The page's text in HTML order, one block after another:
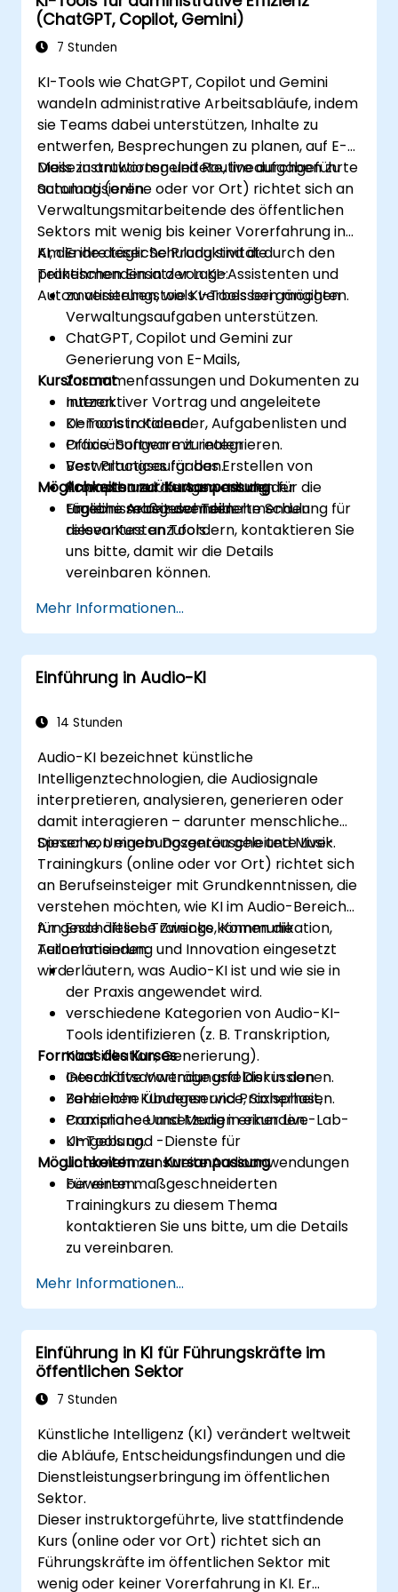
(ChatGPT, Copilot, Gemini)
7 Stunden
KI-Tools wie ChatGPT, Copilot und Gemini
wandeln administrative Arbeitsabläufe, indem
sie Teams dabei unterstützen, Inhalte zu
entwerfen, Besprechungen zu planen, auf E-
Mails zu antworten und Routineaufgaben zu
automatisieren.
Diese instruktionsgeleitete, live durchgeführte
Schulung (online oder vor Ort) richtet sich an
Verwaltungsmitarbeitende des öffentlichen
Sektors mit wenig bis keiner Vorerfahrung in
KI, die ihre tägliche Produktivität durch den
praktischen Einsatz von KI-Assistenten und
Automatisierungstools verbessern möchten.
Am Ende dieser Schulung sind die
Teilnehmenden in der Lage:
zu verstehen, wie KI-Tools bei gängigen
Verwaltungsaufgaben unterstützen.
ChatGPT, Copilot und Gemini zur
Generierung von E-Mails,
Zusammenfassungen und Dokumenten zu
nutzen.
KI-Tools in Kalender, Aufgabenlisten und
Office-Software zu integrieren.
Best Practices für das Erstellen von
Prompts und die Auswertung der
Ergebnisse anzuwenden.
Kursformat
Interaktiver Vortrag und angeleitete
Demonstrationen.
Praxisübungen mit realen
Verwaltungsaufgaben.
Anpassbare Übungen mit den für die
tägliche Arbeit der Teilnehmenden
relevantesten Tools.
Möglichkeiten zur Kursanpassung
Um eine maßgeschneiderte Schulung für
diesen Kurs anzufordern, kontaktieren Sie
uns bitte, damit wir die Details
vereinbaren können.
Mehr Informationen...
Einführung in Audio-KI
14 Stunden
Audio-KI bezeichnet künstliche
Intelligenztechnologien, die Audiosignale
interpretieren, analysieren, generieren oder
damit interagieren – darunter menschliche
Sprache, Umgebungsgeräusche und Musik.
Dieser von einem Dozenten geleitete Live-
Trainingkurs (online oder vor Ort) richtet sich
an Berufseinsteiger mit Grundkenntnissen, die
verstehen möchten, wie KI im Audio-Bereich
für geschäftliche Zwecke, Kommunikation,
Automatisierung und Innovation eingesetzt
wird.
Am Ende dieses Trainings können die
Teilnehmenden:
erläutern, was Audio-KI ist und wie sie in
der Praxis angewendet wird.
verschiedene Kategorien von Audio-KI-
Tools identifizieren (z. B. Transkription,
Klassifikation, Generierung).
Geschäftsanwendungsfelder in den
Bereichen Kundenservice, Sicherheit,
Compliance und Medien erkunden.
KI-Tools und -Dienste für
unternehmensweite Audioanwendungen
bewerten.
Formaat des Kurses
Interaktive Vorträge und Diskussionen.
Zahlreiche Übungen und Praxisphasen.
Praxisnahe Umsetzung in einer Live-Lab-
Umgebung.
Möglichkeiten zur Kursanpassung
Für einen maßgeschneiderten
Trainingkurs zu diesem Thema
kontaktieren Sie uns bitte, um die Details
zu vereinbaren.
Mehr Informationen...
Einführung in KI für Führungskräfte im
öffentlichen Sektor
7 Stunden
Künstliche Intelligenz (KI) verändert weltweit
die Abläufe, Entscheidungsfindungen und die
Dienstleistungserbringung im öffentlichen
Sektor.
Dieser instruktorgeführte, live stattfindende
Kurs (online oder vor Ort) richtet sich an
Führungskräfte im öffentlichen Sektor mit
wenig oder keiner Vorerfahrung in KI. Er